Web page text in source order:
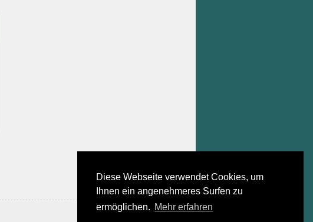
Diese Webseite verwendet Cookies, um
Ihnen ein angenehmeres Surfen zu
ermöglichen. Mehr erfahren